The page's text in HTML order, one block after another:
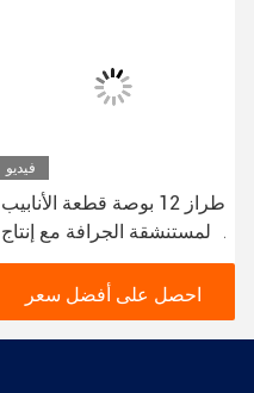
فيديو
حفرة Csd متعددة
الاستخدامات لتطبيقات الحفر
المختلفة سمك الصفيحة
الجانبية 6 ملم
احصل على أفضل سعر